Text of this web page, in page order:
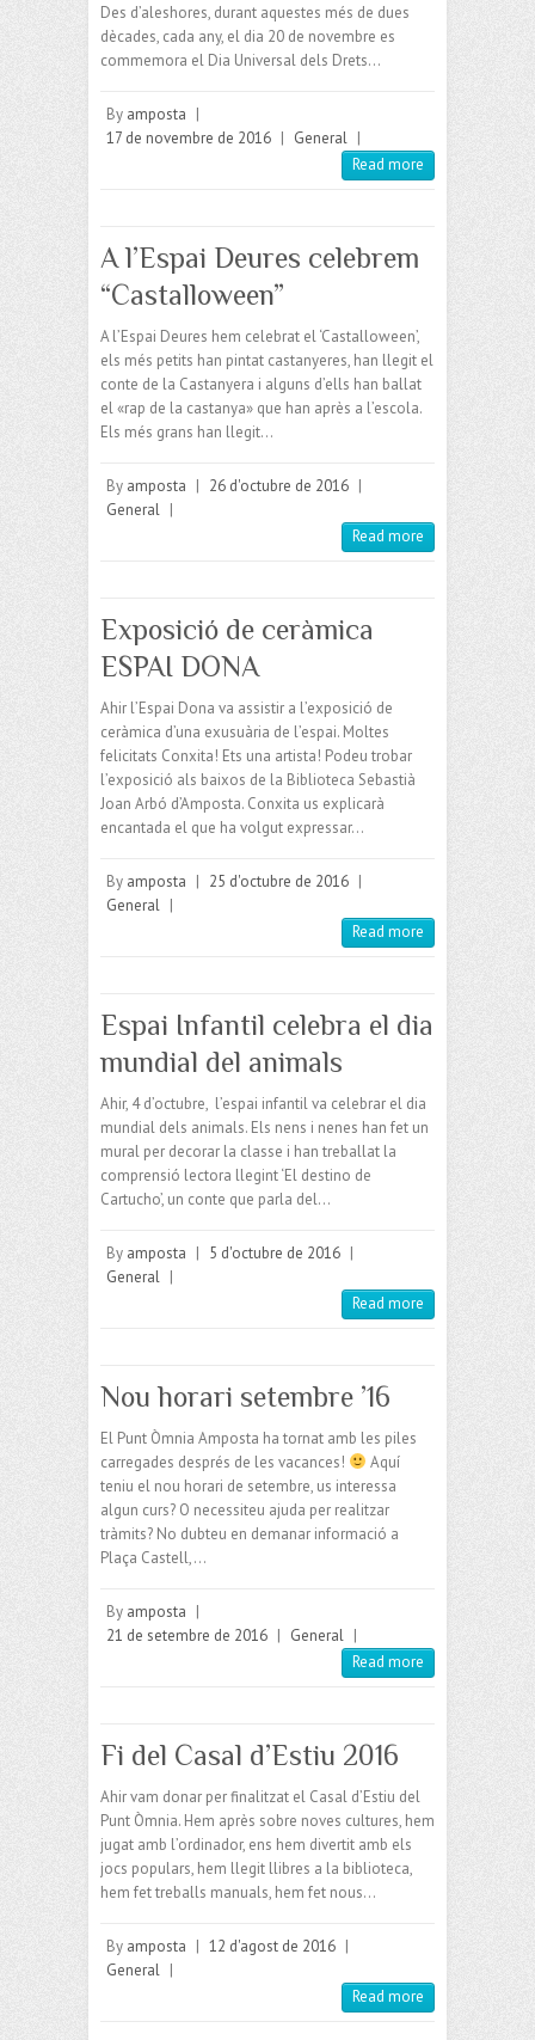
Des d’aleshores, durant aquestes més de dues
dècades, cada any, el dia 20 de novembre es
commemora el Dia Universal dels Drets…
By amposta |
17 de novembre de 2016 | General |
Read more
A l’Espai Deures celebrem
“Castalloween”
A l’Espai Deures hem celebrat el ‘Castalloween’,
els més petits han pintat castanyeres, han llegit el
conte de la Castanyera i alguns d’ells han ballat
el «rap de la castanya» que han après a l’escola.
Els més grans han llegit…
By amposta | 26 d'octubre de 2016 |
General |
Read more
Exposició de ceràmica
ESPAI DONA
Ahir l’Espai Dona va assistir a l’exposició de
ceràmica d’una exusuària de l’espai. Moltes
felicitats Conxita! Ets una artista! Podeu trobar
l’exposició als baixos de la Biblioteca Sebastià
Joan Arbó d’Amposta. Conxita us explicarà
encantada el que ha volgut expressar…
By amposta | 25 d'octubre de 2016 |
General |
Read more
Espai Infantil celebra el dia
mundial del animals
Ahir, 4 d’octubre, l’espai infantil va celebrar el dia
mundial dels animals. Els nens i nenes han fet un
mural per decorar la classe i han treballat la
comprensió lectora llegint ‘El destino de
Cartucho’, un conte que parla del…
By amposta | 5 d'octubre de 2016 |
General |
Read more
Nou horari setembre ’16
El Punt Òmnia Amposta ha tornat amb les piles
carregades després de les vacances!
Aquí
teniu el nou horari de setembre, us interessa
algun curs? O necessiteu ajuda per realitzar
tràmits? No dubteu en demanar informació a
Plaça Castell,…
By amposta |
21 de setembre de 2016 | General |
Read more
Fi del Casal d’Estiu 2016
Ahir vam donar per finalitzat el Casal d’Estiu del
Punt Òmnia. Hem après sobre noves cultures, hem
jugat amb l’ordinador, ens hem divertit amb els
jocs populars, hem llegit llibres a la biblioteca,
hem fet treballs manuals, hem fet nous…
By amposta | 12 d'agost de 2016 |
General |
Read more